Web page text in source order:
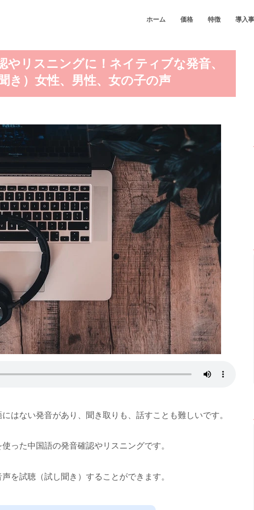
ホーム 価格 特徴 導入
やリスニングに！ネイティブな発音、
き）女性、男性、女の子の声
はない発音があり、聞き取りも、話すことも難しいです。
った中国語の発音確認やリスニングです。
を試聴（試し聞き）することができます。